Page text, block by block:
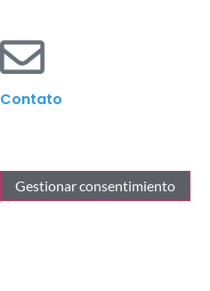
Contato
Gestionar consentimiento